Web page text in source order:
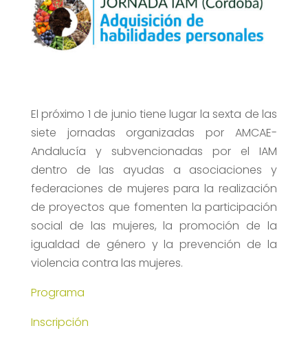
El próximo 1 de junio tiene lugar la sexta de las
siete jornadas organizadas por AMCAE-
Andalucía y subvencionadas por el IAM
dentro de las ayudas a asociaciones y
federaciones de mujeres para la realización
de proyectos que fomenten la participación
social de las mujeres, la promoción de la
igualdad de género y la prevención de la
violencia contra las mujeres.
Programa
Inscripción